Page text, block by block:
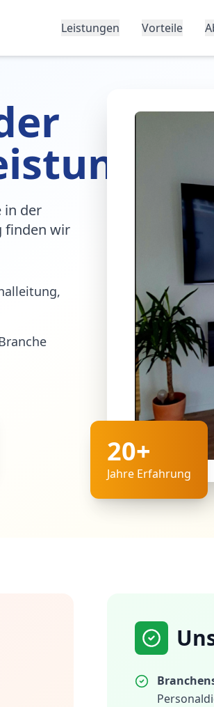
Leistungen Vorteile
in der
finden wir
20+
Jahre Erfahrung